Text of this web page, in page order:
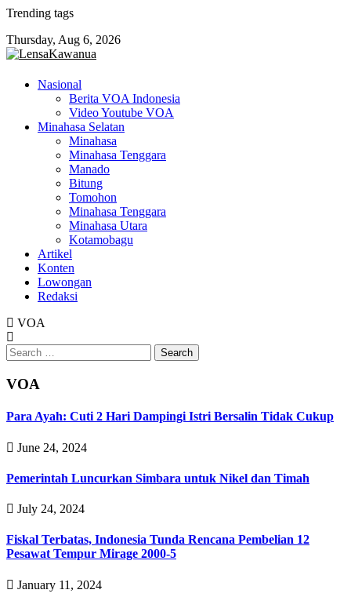
Skip
content
Trending tags
Thursday, Aug 6, 2026
Nasional
Berita VOA Indonesia
Video Youtube VOA
Minahasa Selatan
Minahasa
Minahasa Tenggara
Manado
Bitung
Tomohon
Minahasa Tenggara
Minahasa Utara
Kotamobagu
Artikel
Konten
Lowongan
Redaksi
VOA
Search
for:
VOA
Para Ayah: Cuti 2 Hari Dampingi Istri Bersalin Tidak Cukup
June 24, 2024
Pemerintah Luncurkan Simbara untuk Nikel dan Timah
July 24, 2024
Fiskal Terbatas, Indonesia Tunda Rencana Pembelian 12
Pesawat Tempur Mirage 2000-5
January 11, 2024